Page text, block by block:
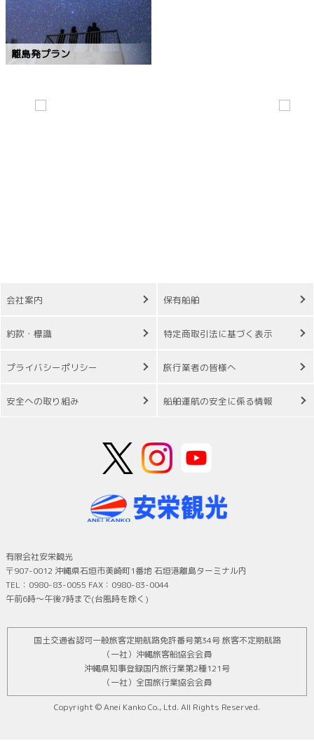
離島発プラン
会社案内 保有船舶
約款・標識 特定商取引法に基づく表示
プライバシーポリシー 旅行業者の皆様へ
安全への取り組み 船舶運航の安全に係る情報
有限会社安栄観光
〒907-0012 沖縄県石垣市美崎町1番地 石垣港離島ターミナル内
TEL：0980-83-0055 FAX：0980-83-0044
午前6時～午後7時まで(台風時を除く)
国土交通省認可一般旅客定期航路免許番号第34号 旅客不定期航路
（一社）沖縄旅客船協会会員
沖縄県知事登録国内旅行業第2種121号
（一社）全国旅行業協会会員
Copyright © Anei Kanko Co., Ltd. All Rights Reserved.